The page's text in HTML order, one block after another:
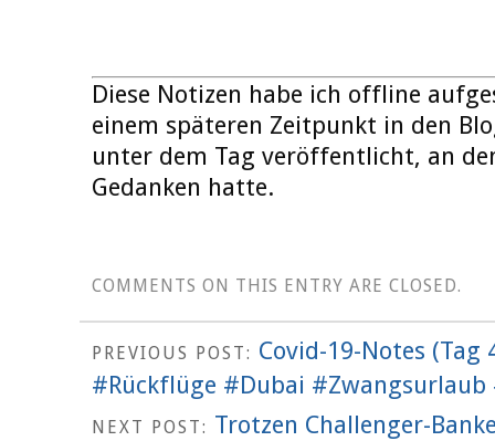
Diese Notizen habe ich offline
einem späteren Zeitpunkt in den
unter dem Tag veröffentlicht, an
Gedanken hatte.
COMMENTS ON THIS ENTRY ARE CLOSED.
PREVIOUS POST: Covid-19-Notes (Tag
#Rückflüge #Dubai
NEXT POST: Trotzen Challenger-